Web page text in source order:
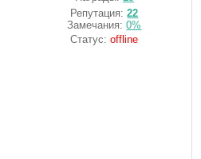
Репутация:22
Замечания:0%
Статус:offline